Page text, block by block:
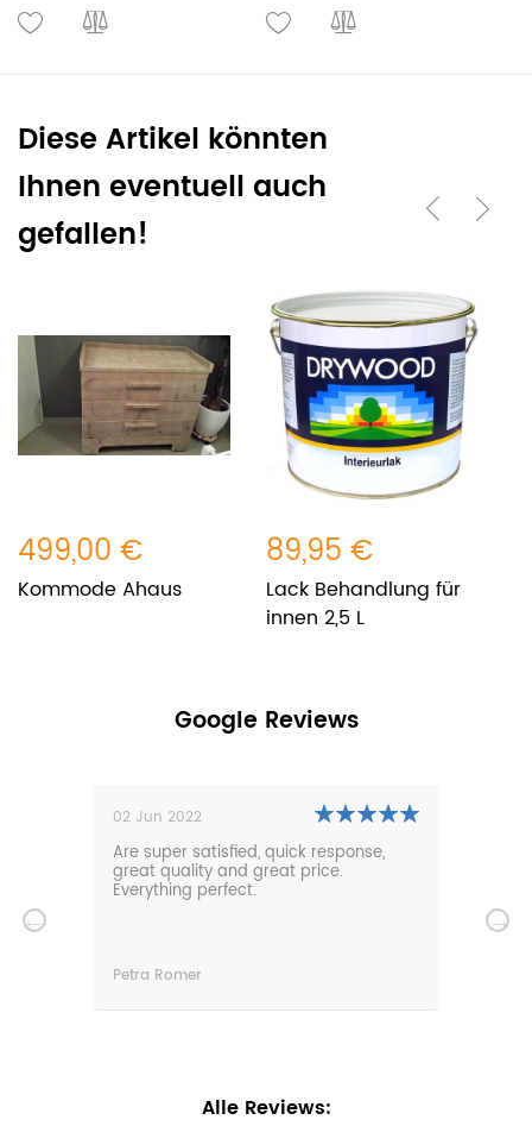
Diese Artikel könnten
Ihnen eventuell auch
gefallen!
499,00 €
Kommode Ahaus
89,95 €
Lack Behandlung für
innen 2,5 L
Google Reviews
02 Jun 2022
Are super satisfied, quick response,
great quality and great price.
Everything perfect.
Petra Romer
Alle Reviews: